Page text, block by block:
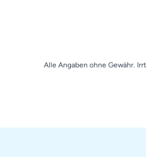
Alle Angaben ohne Gewähr.